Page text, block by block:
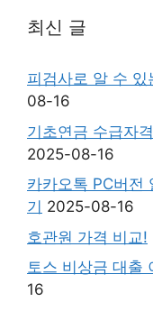
최신 글
피검사로 알 수 있
08-16
기초연금 수급자
2025-08-16
카카오톡 PC버전
기 2025-08-16
호관원 가격 비교!
토스 비상금 대출
16